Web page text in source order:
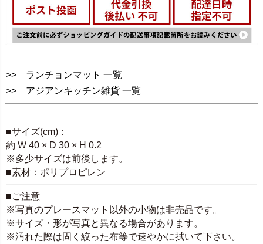
>> ランチョンマット 一覧
>> アジアンキッチン雑貨 一覧
■サイズ(cm)：
約 W 40 × D 30 × H 0.2
※多少サイズは前後します。
■素材：ポリプロピレン
■ご注意
※写真のプレースマット以外の小物は非売品です。
※サイズ・形が写真と異なる場合があります。
※汚れた際は固く絞った布等で速やかに拭いて下さい。